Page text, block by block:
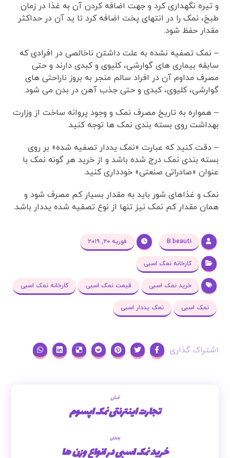
و تیره نگهداری کرد و جهت اضافه کردن آن به غذا در زمان
طبخ، نمک را در انتهای پخت اضافه کرد تا ید آن در حداکثر
مقدار حفظ شود.
– نمک تصفیه نشده به علت داشتن ناخالصی در افرادی که
سابقه بیماری های گوارشی، کلیوی و کبدی دارند و حتی
مصرف مداوم آن در افراد سالم منجر به بروز ناراحتی های
گوارشی، کلیوی، کبدی و حتی جذب آهن در بدن می شود.
– همواره به تاریخ مصرف نمک و وجود پروانه ساخت از وزارت
بهداشت روی بسته بندی نمک ها توجه کنید.
– دقت کنید که عبارت «نمک یددار تصفیه شده» بر روی
بسته بندی نمک درج شده باشد و از خرید هر گونه نمک با
عنوان «صادراتی صنعتی» خودداری کنید.
نمک و غذاهای شور باید به مقدار بسیار کم مصرف شود و
همان مقدار کم نمک نیز تنها از نوع تصفیه شده یددار باشد.
B.beauti فوریه ۲۰, ۲۰۱۹
کارخانه نمک اسبی
خرید نمک اسبی قیمت نمک اسبی کارخانه نمک اسبی
نمک اسبی نمک یددار اسبی
قبلی
تجارت اینترنتی نمک اپسوم
بعدی
خرید نمک اسبی در انواع وزن ها